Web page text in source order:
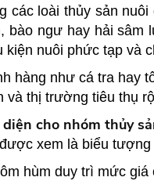
các loài thủy sản
bào ngư hay hải sâm
kiện nuôi phức tạp và
hàng như cá tra hay
và thị trường tiêu thụ
cho nhóm thủy
xem là biểu
hùm duy trì mức giá